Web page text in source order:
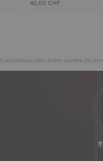
42,00 CHF
Vert Entre-cornes 20 mm